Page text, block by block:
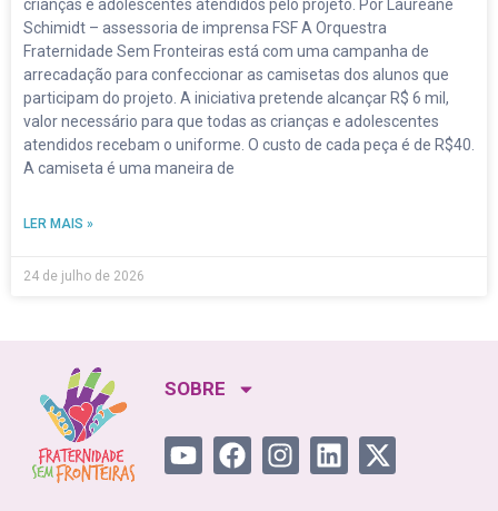
crianças e adolescentes atendidos pelo projeto. Por Laureane
Schimidt – assessoria de imprensa FSF A Orquestra
Fraternidade Sem Fronteiras está com uma campanha de
arrecadação para confeccionar as camisetas dos alunos que
participam do projeto. A iniciativa pretende alcançar R$ 6 mil,
valor necessário para que todas as crianças e adolescentes
atendidos recebam o uniforme. O custo de cada peça é de R$40.
A camiseta é uma maneira de
LER MAIS »
24 de julho de 2026
SOBRE